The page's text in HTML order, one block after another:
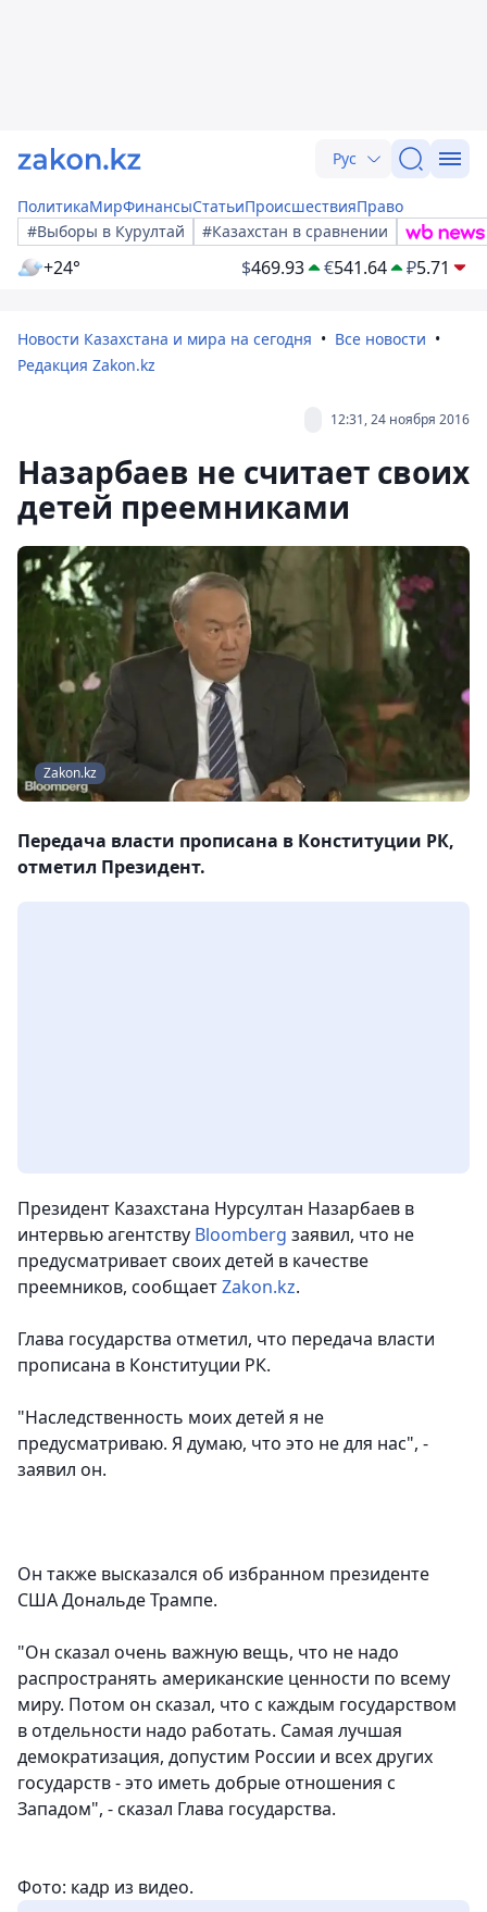
Рус
ПолитикаМирФинансыСтатьиПроисшествияПраво
#Выборы в Курултай
#Казахстан в сравнении
+24° $469.93 €541.64 ₽5.71
Новости Казахстана и мира на сегодня
Все новости
Редакция Zakon.kz
12:31, 24 ноября 2016
Назарбаев не считает своих
детей преемниками
Zakon.kz
Передача власти прописана в Конституции РК,
отметил Президент.
Президент Казахстана Нурсултан Назарбаев в
интервью агентству Bloomberg заявил, что не
предусматривает своих детей в качестве
преемников, сообщаетZakon.kz.
Глава государства отметил, что передача власти
прописана в Конституции РК.
"Наследственность моих детей я не
предусматриваю. Я думаю, что это не для нас", -
заявил он.
Он также высказался об избранном президенте
США Дональде Трампе.
"Он сказал очень важную вещь, что не надо
распространять американские ценности по всему
миру. Потом он сказал, что с каждым государством
в отдельности надо работать. Самая лучшая
демократизация, допустим России и всех других
государств - это иметь добрые отношения с
Западом", - сказал Глава государства.
Фото: кадр из видео.